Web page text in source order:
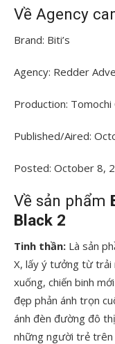
Về Agency
Brand: Biti’s
Agency: Redder
Production: Tomochi
Published/Aired:
Posted: October 8,
Về sản phẩm
Black 2
Tinh thần: Là sản
X, lấy ý tưởng từ trải
xuống, chiến binh
đẹp phản ánh trọn
ánh đèn đường đô
những người trẻ trên